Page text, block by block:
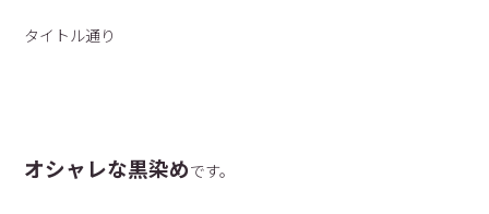
タイトル通り
オシャレな黒染めです。